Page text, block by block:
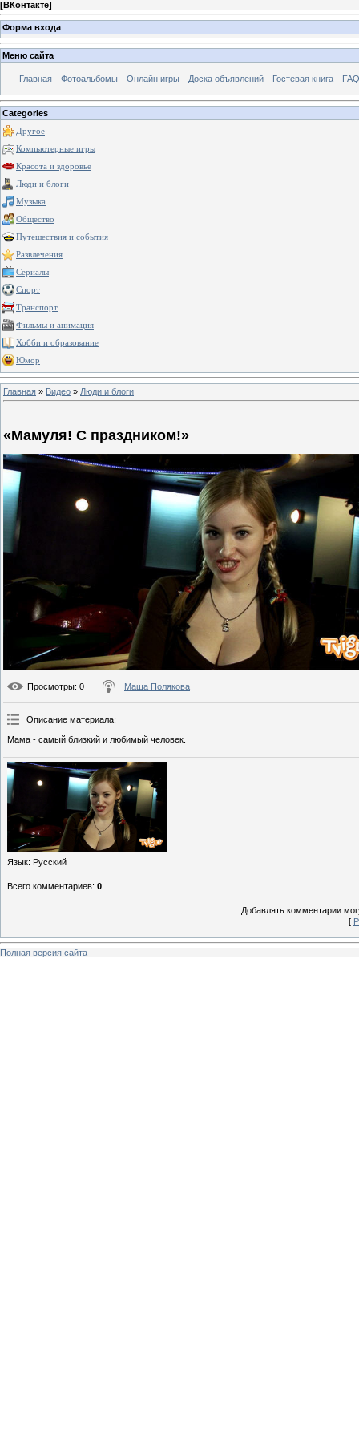
[ВКонтакте]
Форма входа
Меню сайта
Главная Фотоальбомы Онлайн игры Доска объявлений Гостевая книга
Categories
Другое
Компьютерные игры
Красота и здоровье
Люди и блоги
Музыка
Общество
Путешествия и события
Развлечения
Сериалы
Спорт
Транспорт
Фильмы и анимация
Хобби и образование
Юмор
Главная » Видео » Люди и блоги
«Мамуля! С праздником!»
Просмотры: 0 Маша Полякова
Описание материала:
Мама - самый близкий и любимый человек.
Язык: Русский
Всего комментариев: 0
Добавлять комментарии
[
Полная версия сайта